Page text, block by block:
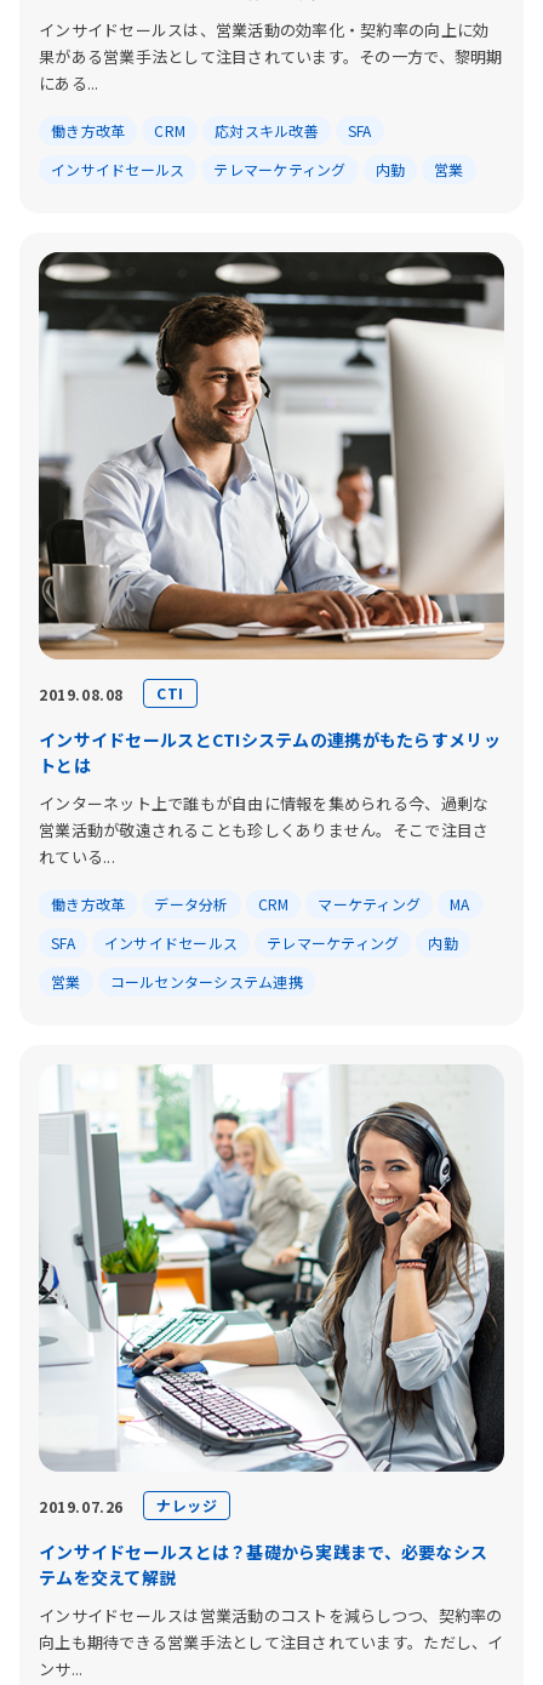
インサイドセールスは、営業活動の効率化・契約率の向上に効
果がある営業手法として注目されています。その一方で、黎明期
にある...
働き方改革 CRM 応対スキル改善
SFA
インサイドセールス
テレマーケティング 内勤 営業
2019.08.08 CTI
インサイドセールスとCTIシステムの連携がもたらすメリッ
トとは
インターネット上で誰もが自由に情報を集められる今、過剰な
営業活動が敬遠されることも珍しくありません。そこで注目さ
れている...
働き方改革 データ分析 CRM マーケティング
MA
SFA
インサイドセールス テレマーケティング
内勤
営業
コールセンターシステム連携
2019.07.26 ナレッジ
インサイドセールスとは？基礎から実践まで、必要なシス
テムを交えて解説
インサイドセールスは営業活動のコストを減らしつつ、契約率の
向上も期待できる営業手法として注目されています。ただし、イ
ンサ...